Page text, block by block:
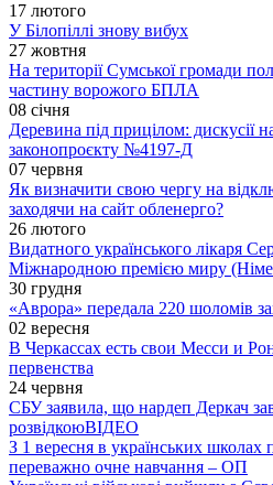
17 лютого
У Білопіллі знову вибух
27 жовтня
На території Сумської громади
частину ворожого БПЛА
08 січня
Деревина під прицілом: дискусії
законопроєкту №4197-Д
07 червня
Як визначити свою чергу на
заходячи на сайт обленерго?
26 лютого
Видатного українського лікаря
Міжнародною премією миру
30 грудня
«Аврора» передала 220 шоломів
02 вересня
В Черкассах есть свои Месси и
первенства
24 червня
СБУ заявила, що нардеп Деркач
розвідкоюВІДЕО
З 1 вересня в українських школах
переважно очне навчання – ОП